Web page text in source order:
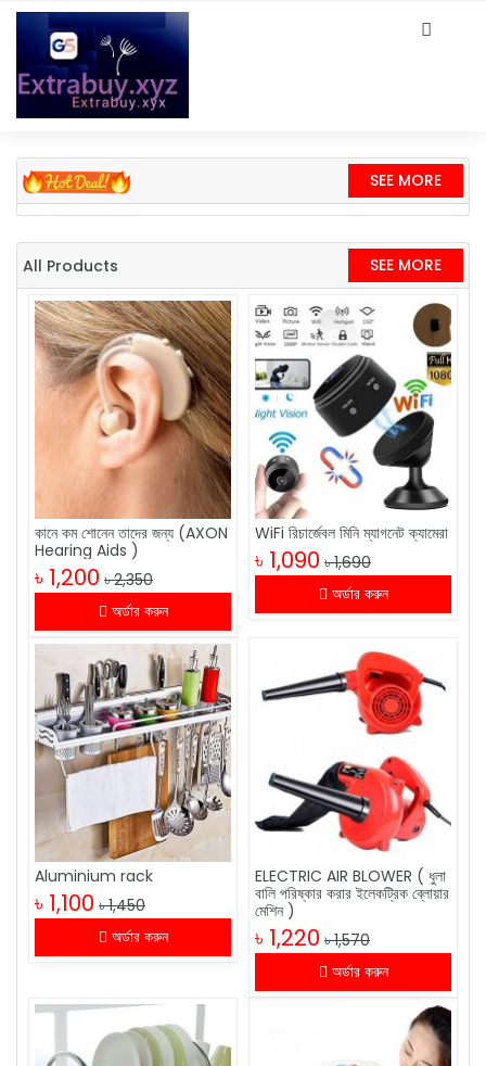
SEE MORE
All Products SEE MORE
কানে কম শোনেন তাদের জন্য (AXON
Hearing Aids )
৳ 1,200 ৳ 2,350
অর্ডার করুন
WiFi রিচার্জেবল মিনি ম্যাগনেট ক্যামেরা
৳ 1,090 ৳ 1,690
অর্ডার করুন
Aluminium rack
৳ 1,100 ৳ 1,450
অর্ডার করুন
ELECTRIC AIR BLOWER ( ধুলা
বালি পরিষ্কার করার ইলেকট্রিক ব্লোয়ার
মেশিন )
৳ 1,220 ৳ 1,570
অর্ডার করুন